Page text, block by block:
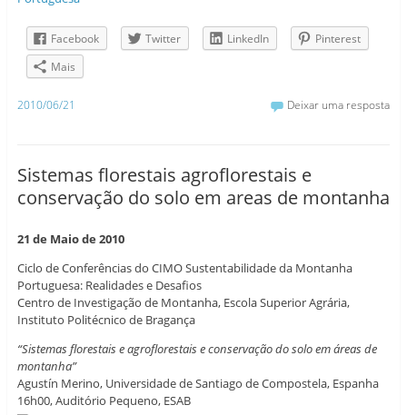
Facebook Twitter LinkedIn
Pinterest
Mais
2010/06/21 Deixar uma resposta
Sistemas florestais agroflorestais e
conservação do solo em areas de montanha
21 de Maio de 2010
Ciclo de Conferências do CIMO Sustentabilidade da Montanha
Portuguesa: Realidades e Desafios
Centro de Investigação de Montanha, Escola Superior Agrária,
Instituto Politécnico de Bragança
“Sistemas florestais e agroflorestais e conservação do solo em áreas de
montanha”
Agustín Merino, Universidade de Santiago de Compostela, Espanha
16h00, Auditório Pequeno, ESAB